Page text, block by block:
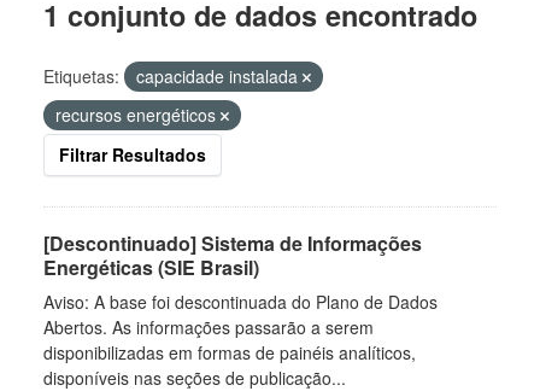
1 conjunto de dados encontrado
Etiquetas:
capacidade instalada
recursos energéticos
Filtrar Resultados
[Descontinuado] Sistema de Informações
Energéticas (SIE Brasil)
Aviso: A base foi descontinuada do Plano de Dados
Abertos. As informações passarão a serem
disponibilizadas em formas de painéis analíticos,
disponíveis nas seções de publicação...